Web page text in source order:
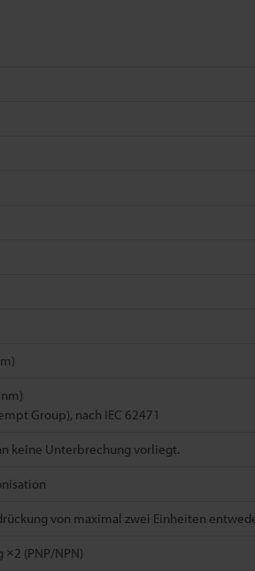
Group), nach IEC 62471
keine Unterbrechung vorliegt.
von maximal zwei Einheiten
×2 (PNP/NPN)